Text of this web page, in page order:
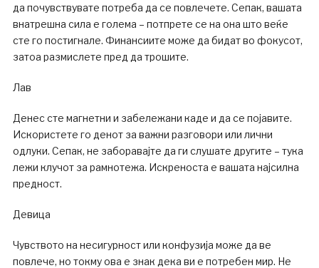
да почувствувате потреба да се повлечете. Сепак, вашата
внатрешна сила е голема – потпрете се на она што веќе
сте го постигнале. Финансиите може да бидат во фокусот,
затоа размислете пред да трошите.
Лав
Денес сте магнетни и забележани каде и да се појавите.
Искористете го денот за важни разговори или лични
одлуки. Сепак, не заборавајте да ги слушате другите – тука
лежи клучот за рамнотежа. Искреноста е вашата најсилна
предност.
Девица
Чувството на несигурност или конфузија може да ве
повлече, но токму ова е знак дека ви е потребен мир. Не